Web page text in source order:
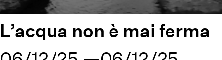
L’acqua non è mai ferma